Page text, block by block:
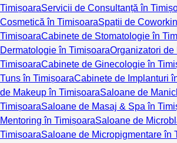
TimișoaraServicii de Consultanță în
Cosmetică în TimișoaraSpații de
TimișoaraCabinete de Stomatologie în
Dermatologie în TimișoaraOrganizatori de
TimișoaraCabinete de Ginecologie în
Tuns în TimișoaraCabinete de Implanturi
de Makeup în TimișoaraSaloane de
TimișoaraSaloane de Masaj & Spa în
Mentoring în TimișoaraSaloane de
TimișoaraSaloane de Micropigmentare în